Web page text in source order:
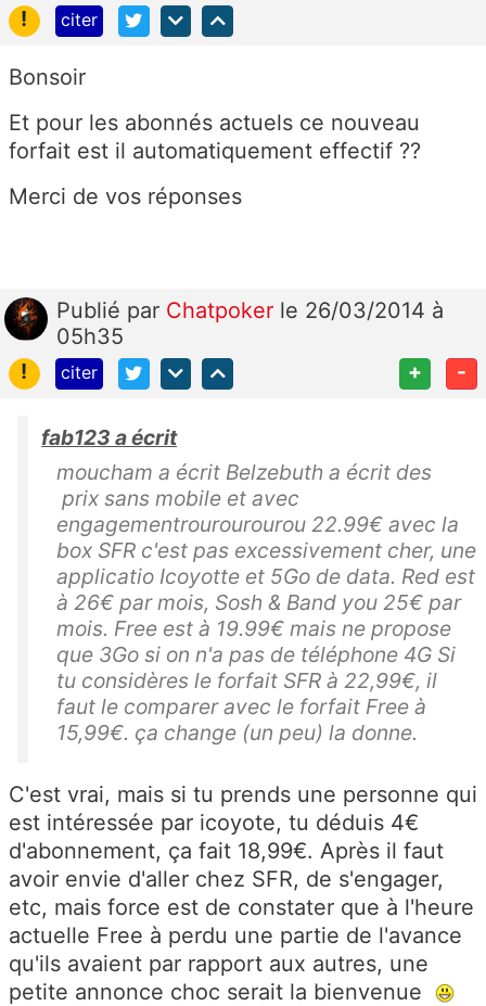
!
citer
Bonsoir
Et pour les abonnés actuels ce nouveau
forfait est il automatiquement effectif ??
Merci de vos réponses
Publié par Chatpoker le 26/03/2014 à
05h35
!
citer + -
fab123 a écrit
moucham a écrit Belzebuth a écrit des
prix sans mobile et avec
engagementrourourourou 22.99€ avec la
box SFR c'est pas excessivement cher, une
applicatio Icoyotte et 5Go de data. Red est
à 26€ par mois, Sosh & Band you 25€ par
mois. Free est à 19.99€ mais ne propose
que 3Go si on n'a pas de téléphone 4G Si
tu considères le forfait SFR à 22,99€, il
faut le comparer avec le forfait Free à
15,99€. ça change (un peu) la donne.
C'est vrai, mais si tu prends une personne qui
est intéressée par icoyote, tu déduis 4€
d'abonnement, ça fait 18,99€. Après il faut
avoir envie d'aller chez SFR, de s'engager,
etc, mais force est de constater que à l'heure
actuelle Free à perdu une partie de l'avance
qu'ils avaient par rapport aux autres, une
petite annonce choc serait la bienvenue